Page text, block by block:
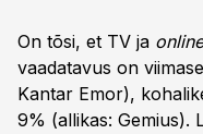
On tõsi, et TV ja online
vaadatavus on
Kantar Emor),
9% (allikas: Gemius).